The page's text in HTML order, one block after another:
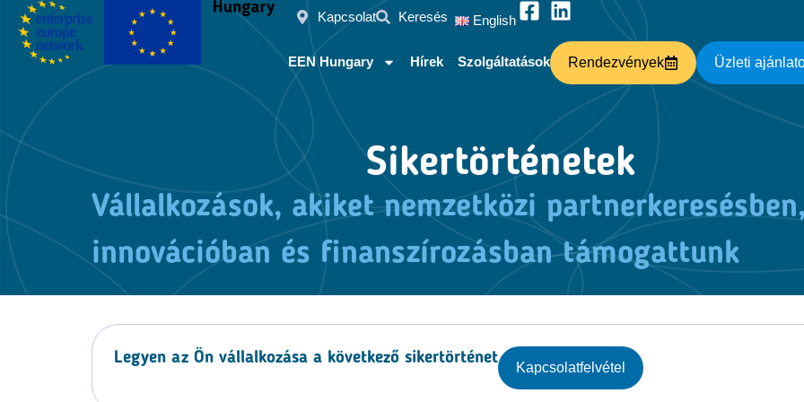
Kapcsolat Keresés English
EEN Hungary Hírek Szolgáltatások Rendezvények Üzleti
Sikertörténetek
Vállalkozások, akiket nemzetközi
innovációban és finanszírozásban támogattunk
Legyen az Ön vállalkozása a következő sikertörténet
Kapcsolatfelvétel